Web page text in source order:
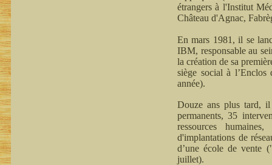
étrangers à l'Institut
Château d'Agnac,
En mars 1981, il se
IBM, responsable au
la création de sa
siège social à
année).
Douze ans plus tard,
permanents, 35
ressources
d'implantations de
d’une école de vente
juillet).